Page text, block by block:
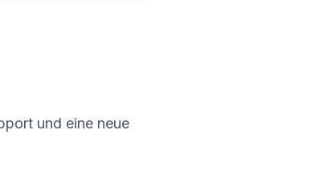
und eine neue